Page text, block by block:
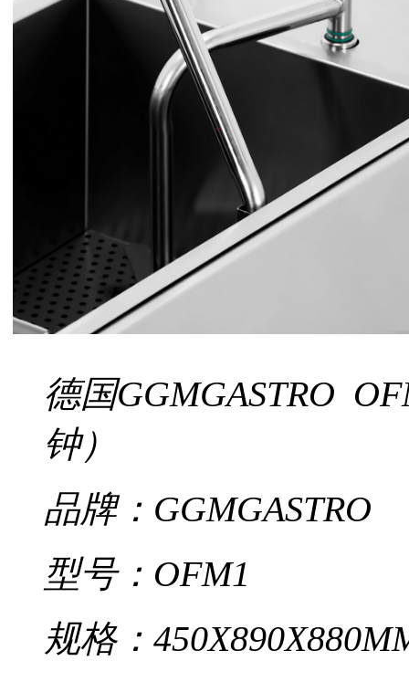
德国GGMGASTRO
钟）
品牌：GGMGASTRO
型号：OFM1
规格：